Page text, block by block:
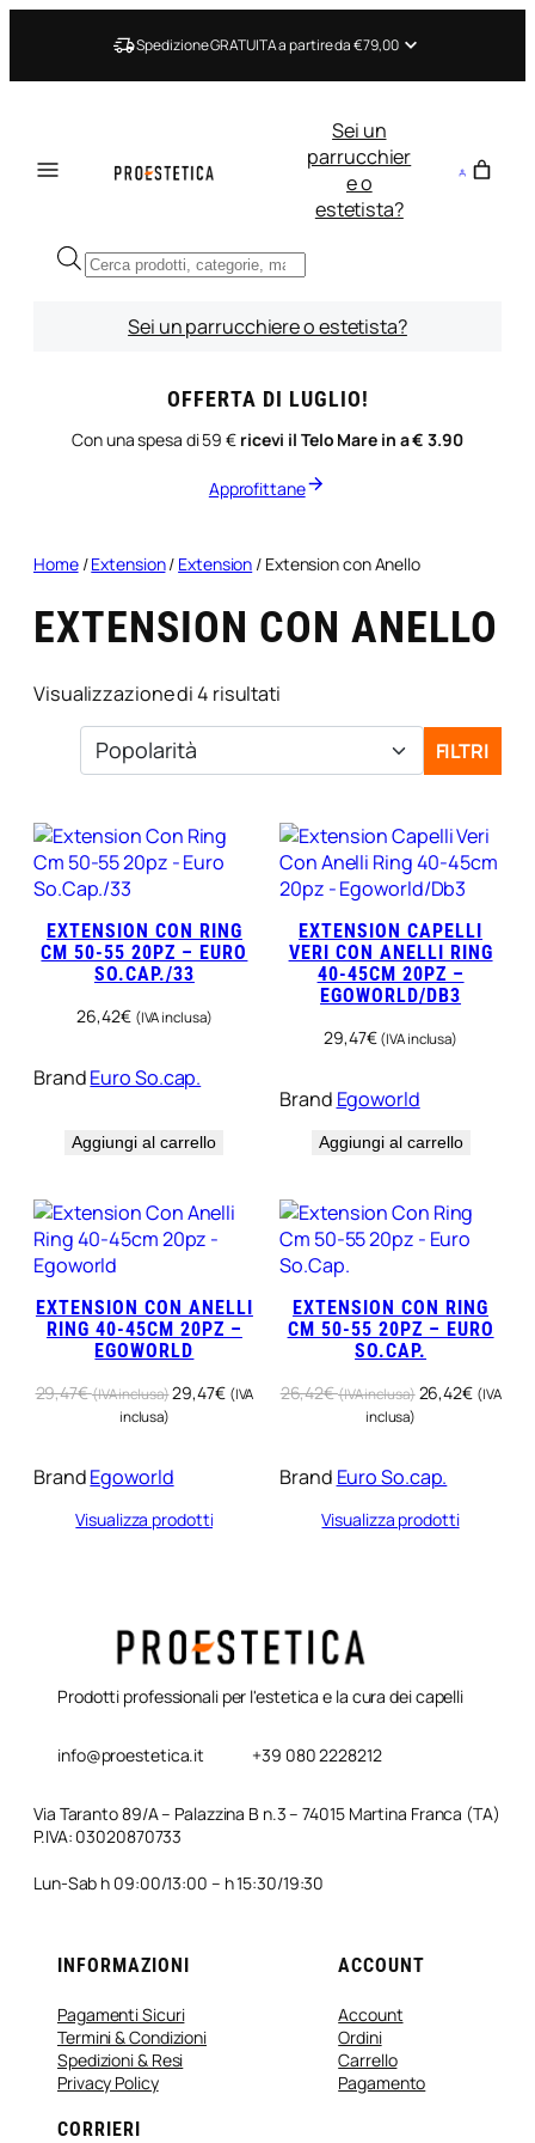
Spedizione GRATUITA a partire da €79,00
Sei un
parrucchier
e o
estetista?
Ricerca
prodotti
Sei un parrucchiere o estetista?
OFFERTA DI LUGLIO!
Con una spesa di 59 € ricevi il Telo Mare in a € 3.90
Approfittane
Home/Extension/ Extension / Extension con Anello
EXTENSION CON ANELLO
Visualizzazione di 4 risultati
FILTRI
EXTENSION CON RING
CM 50-55 20PZ – EURO
SO.CAP./33
26,42€ (IVA inclusa)
BrandEuro So.cap.
Aggiungi al carrello
EXTENSION CAPELLI
VERI CON ANELLI RING
40-45CM 20PZ –
EGOWORLD/DB3
29,47€ (IVA inclusa)
Brand Egoworld
Aggiungi al carrello
EXTENSION CON ANELLI
RING 40-45CM 20PZ –
EGOWORLD
29,47€(IVA inclusa)29,47€ (IVA
inclusa)
BrandEgoworld
Visualizza prodotti
EXTENSION CON RING
CM 50-55 20PZ – EURO
SO.CAP.
26,42€(IVA inclusa) 26,42€ (IVA
inclusa)
Brand Euro So.cap.
Visualizza prodotti
Prodotti professionali per l'estetica e la cura dei capelli
info@proestetica.it +39 080 2228212
Via Taranto 89/A – Palazzina B n.3 – 74015 Martina Franca (TA)
P.IVA: 03020870733
Lun-Sab h 09:00/13:00 – h 15:30/19:30
INFORMAZIONI
Pagamenti Sicuri
Termini & Condizioni
Spedizioni & Resi
Privacy Policy
ACCOUNT
Account
Ordini
Carrello
Pagamento
CORRIERI